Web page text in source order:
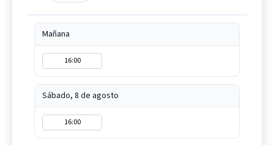
Mañana
16:00
Sábado, 8 de agosto
16:00